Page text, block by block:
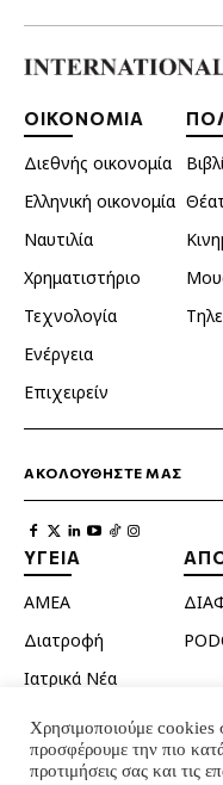
ΟΙΚΟΝΟΜΙΑ
Διεθνής οικονομία
Ελληνική οικονομία
Ναυτιλία
Χρηματιστήριο
Τεχνολογία
Ενέργεια
Επιχειρείν
ΑΚΟΛΟΥΘΗΣΤΕ ΜΑΣ
ΥΓΕΙΑ
ΑΜΕΑ
Διατροφή
Ιατρικά Νέα
Κατοικίδια
Ομορφιά
Χρησιμοποιούμε cookies
προσφέρουμε την πιο
προτιμήσεις σας και τις